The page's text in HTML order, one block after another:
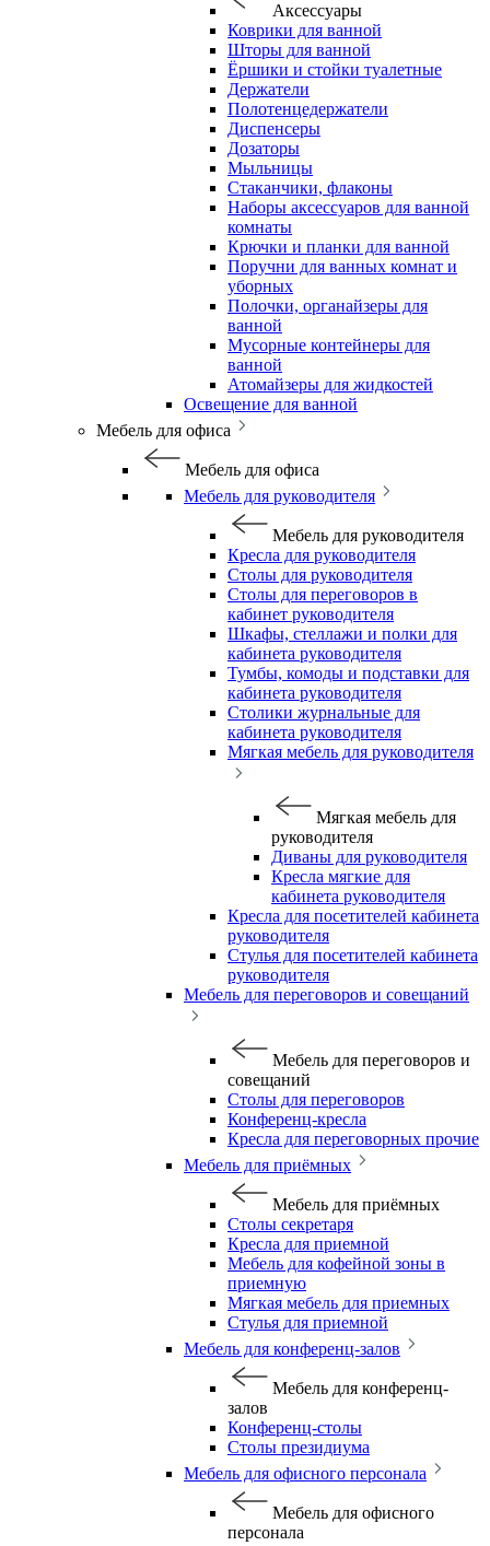
Аксессуары
Коврики для ванной
Шторы для ванной
Ёршики и стойки туалетные
Держатели
Полотенцедержатели
Диспенсеры
Дозаторы
Мыльницы
Стаканчики, флаконы
Наборы аксессуаров для ванной
комнаты
Крючки и планки для ванной
Поручни для ванных комнат и
уборных
Полочки, органайзеры для
ванной
Мусорные контейнеры для
ванной
Атомайзеры для жидкостей
Освещение для ванной
Мебель для офиса
Мебель для офиса
Мебель для руководителя
Мебель для руководителя
Кресла для руководителя
Столы для руководителя
Столы для переговоров в
кабинет руководителя
Шкафы, стеллажи и полки для
кабинета руководителя
Тумбы, комоды и подставки для
кабинета руководителя
Столики журнальные для
кабинета руководителя
Мягкая мебель для руководителя
Мягкая мебель для
руководителя
Диваны для руководителя
Кресла мягкие для
кабинета руководителя
Кресла для посетителей кабинета
руководителя
Стулья для посетителей кабинета
руководителя
Мебель для переговоров и совещаний
Мебель для переговоров и
совещаний
Столы для переговоров
Конференц-кресла
Кресла для переговорных прочие
Мебель для приёмных
Мебель для приёмных
Столы секретаря
Кресла для приемной
Мебель для кофейной зоны в
приемную
Мягкая мебель для приемных
Стулья для приемной
Мебель для конференц-залов
Мебель для конференц-
залов
Конференц-столы
Столы президиума
Мебель для офисного персонала
Мебель для офисного
персонала